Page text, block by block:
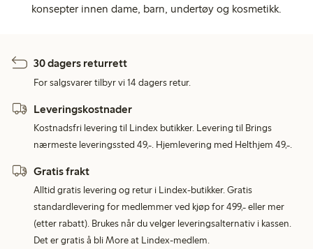
konsepter innen dame, barn, undertøy og kosmetikk.
30 dagers returrett
For salgsvarer tilbyr vi 14 dagers retur.
Leveringskostnader
Kostnadsfri levering til Lindex butikker. Levering til Brings
nærmeste leveringssted 49,-. Hjemlevering med Helthjem 49,-.
Gratis frakt
Alltid gratis levering og retur i Lindex-butikker. Gratis
standardlevering for medlemmer ved kjøp for 499,- eller mer
(etter rabatt). Brukes når du velger leveringsalternativ i kassen.
Det er gratis å bli More at Lindex-medlem.